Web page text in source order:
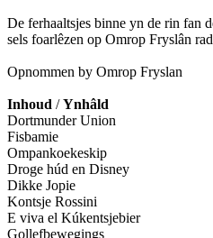
De ferhaaltsjes binne yn de rin fan
sels foarlêzen op Omrop Fryslân
Opnommen by Omrop Fryslan
Inhoud /Ynhâld
Dortmunder Union
Fisbamie
Ompankoekeskip
Droge húd en Disney
Dikke Jopie
Kontsje Rossini
E viva el Kúkentsjebier
Gollefbewegings